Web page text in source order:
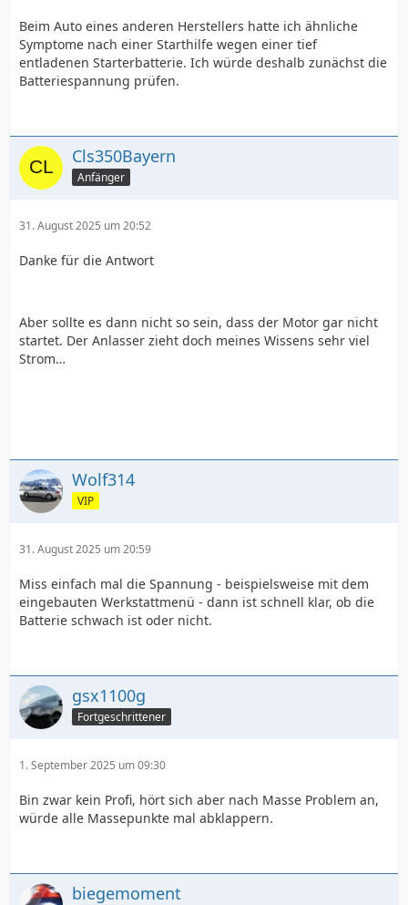
Beim Auto eines anderen Herstellers hatte ich ähnliche
Symptome nach einer Starthilfe wegen einer tief
entladenen Starterbatterie. Ich würde deshalb zunächst die
Batteriespannung prüfen.
Cls350Bayern
Anfänger
31. August 2025 um 20:52
Danke für die Antwort
Aber sollte es dann nicht so sein, dass der Motor gar nicht
startet. Der Anlasser zieht doch meines Wissens sehr viel
Strom…
Wolf314
VIP
31. August 2025 um 20:59
Miss einfach mal die Spannung - beispielsweise mit dem
eingebauten Werkstattmenü - dann ist schnell klar, ob die
Batterie schwach ist oder nicht.
gsx1100g
Fortgeschrittener
1. September 2025 um 09:30
Bin zwar kein Profi, hört sich aber nach Masse Problem an,
würde alle Massepunkte mal abklappern.
biegemoment